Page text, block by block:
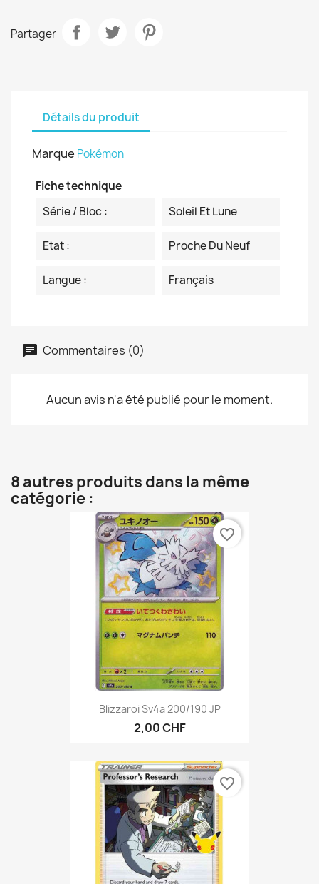
Partager
Détails du produit
Marque Pokémon
Fiche technique
Série / Bloc :
Soleil Et Lune
Etat : Proche Du Neuf
Langue : Français
Commentaires (0)
Aucun avis n'a été publié pour le moment.
8 autres produits dans la même
catégorie :
Blizzaroi Sv4a 200/190 JP
2,00 CHF
favorite_border
favorite_border